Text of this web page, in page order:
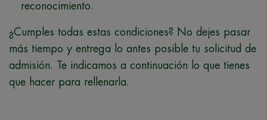
reconocimiento.
¿Cumples todas estas condiciones? No dejes pasar
más tiempo y entrega lo antes posible tu solicitud de
admisión. Te indicamos a continuación lo que tienes
que hacer para rellenarla.